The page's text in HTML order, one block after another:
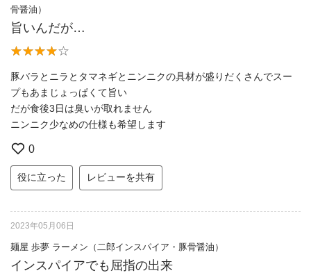
骨醤油）
旨いんだが…
豚バラとニラとタマネギとニンニクの具材が盛りだくさんでスー
プもあまじょっぱくて旨い
だが食後3日は臭いが取れません
ニンニク少なめの仕様も希望します
0
役に立った レビューを共有
2023年05月06日
麺屋 歩夢 ラーメン（二郎インスパイア・豚骨醤油）
インスパイアでも屈指の出来